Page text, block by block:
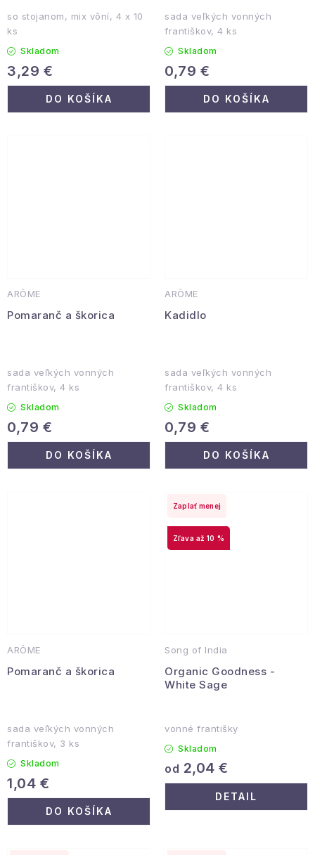
so stojanom, mix vôní, 4 x 10
ks
Skladom
3,29 €
DO KOŠÍKA
sada veľkých vonných
františkov, 4 ks
Skladom
0,79 €
DO KOŠÍKA
ARÔME
Pomaranč a škorica
sada veľkých vonných
františkov, 4 ks
Skladom
0,79 €
DO KOŠÍKA
ARÔME
Kadidlo
sada veľkých vonných
františkov, 4 ks
Skladom
0,79 €
DO KOŠÍKA
ARÔME
Pomaranč a škorica
sada veľkých vonných
františkov, 3 ks
Skladom
1,04 €
DO KOŠÍKA
Song of India
Organic Goodness -
White Sage
až 10 %
Zaplať menej
vonné františky
Skladom
od 2,04 €
DETAIL